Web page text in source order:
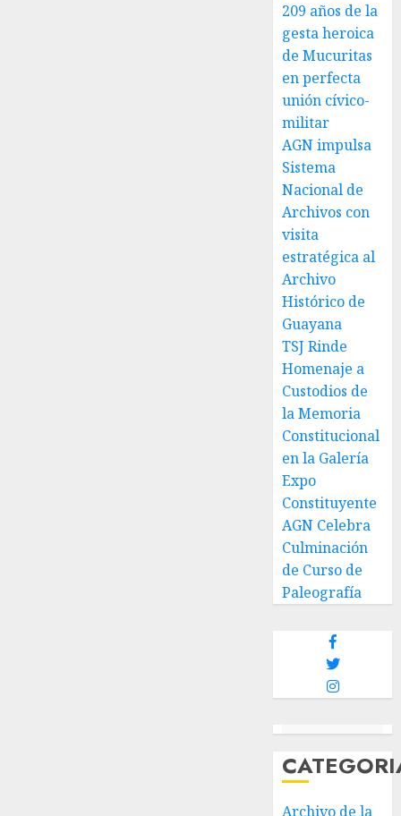
209 años de la
gesta heroica
de Mucuritas
en perfecta
unión cívico-
militar
AGN impulsa
Sistema
Nacional de
Archivos con
visita
estratégica al
Archivo
Histórico de
Guayana
TSJ Rinde
Homenaje a
Custodios de
la Memoria
Constitucional
en la Galería
Expo
Constituyente
AGN Celebra
Culminación
de Curso de
Paleografía
Archivo de la